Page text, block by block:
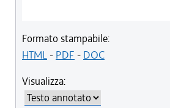
Formato stampabile:
HTML- PDF - DOC
Visualizza: